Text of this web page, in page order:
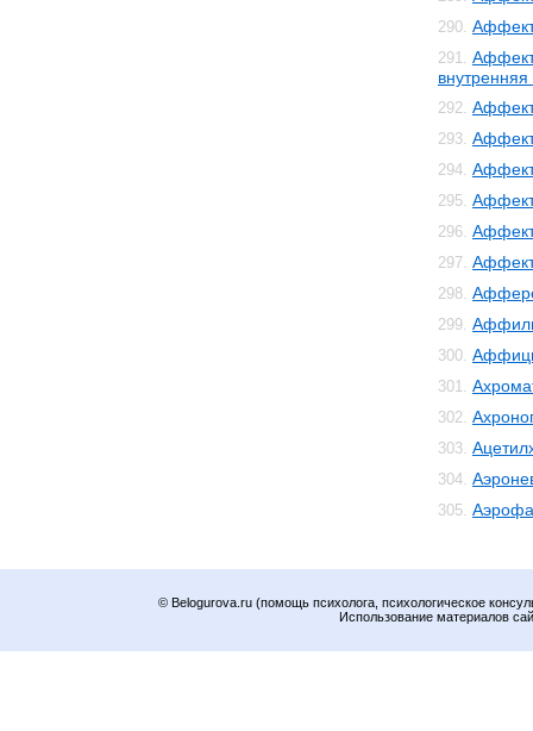
290.
291.
292.
293.
294.
295.
296.
297.
298.
299.
300.
301.
302.
303.
304.
305.
© Belogurova.ru (помощь психолога, психологическое
Использование материалов